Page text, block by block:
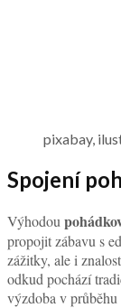
pixabay,
Spojení
Výhodou
propojit zábavu s
zážitky, ale i
odkud pochází
výzdoba v průběhu